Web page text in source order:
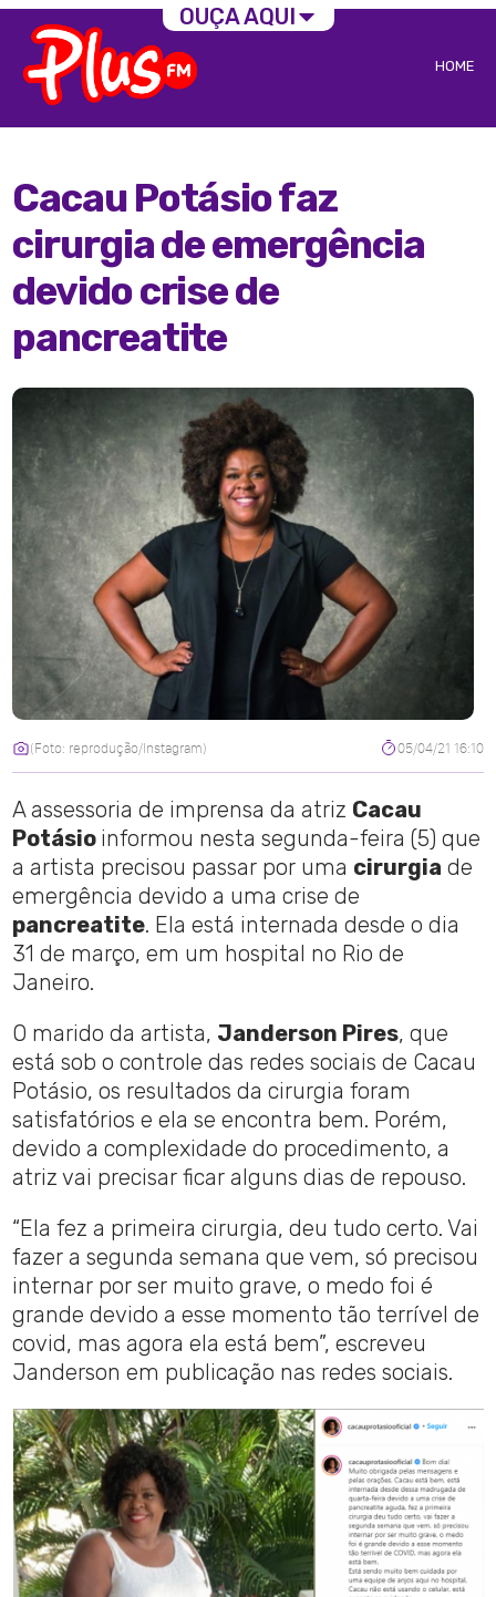
HOME
Cacau Potásio faz
cirurgia de emergência
devido crise de
pancreatite
(Foto: reprodução/Instagram) 05/04/21 16:10
A assessoria de imprensa da atriz Cacau
Potásio informou nesta segunda-feira (5) que
a artista precisou passar por uma cirurgia de
emergência devido a uma crise de
pancreatite. Ela está internada desde o dia
31 de março, em um hospital no Rio de
Janeiro.
O marido da artista, Janderson Pires, que
está sob o controle das redes sociais de Cacau
Potásio, os resultados da cirurgia foram
satisfatórios e ela se encontra bem. Porém,
devido a complexidade do procedimento, a
atriz vai precisar ficar alguns dias de repouso.
“Ela fez a primeira cirurgia, deu tudo certo. Vai
fazer a segunda semana que vem, só precisou
internar por ser muito grave, o medo foi é
grande devido a esse momento tão terrível de
covid, mas agora ela está bem”, escreveu
Janderson em publicação nas redes sociais.
OUÇA AQUI